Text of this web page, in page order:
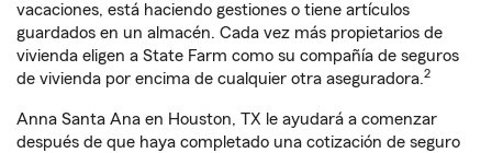
vacaciones, está haciendo gestiones o tiene artículos
guardados en un almacén. Cada vez más propietarios de
vivienda eligen a State Farm como su compañía de seguros
de vivienda por encima de cualquier otra aseguradora.2
Anna Santa Ana en Houston, TX le ayudará a comenzar
después de que haya completado una cotización de seguro